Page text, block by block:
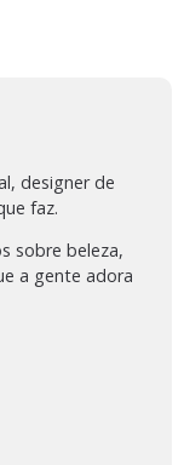
designer de
faz.
sobre beleza,
a gente adora